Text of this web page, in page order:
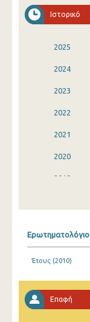
Ιστορικό
2025
2024
2023
2022
2021
2020
2019
2015
2013
Ερωτηματολόγιο
Έτους (2010)
Επαφή